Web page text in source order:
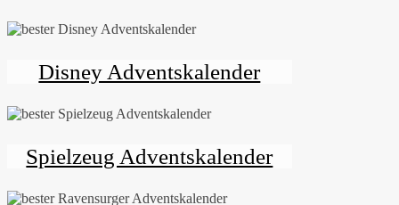
Disney Adventskalender
Spielzeug Adventskalender